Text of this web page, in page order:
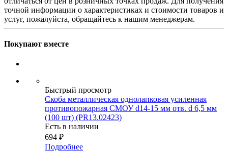
точной информации о характеристиках и стоимости товаров и
услуг, пожалуйста, обращайтесь к нашим менеджерам.
Покупают вместе
Быстрый просмотр
Скоба металлическая однолапковая усиленная
противопожарная СМОУ d14-15 мм отв. d 6,5 мм
(100 шт) (PR13.02423)
Есть в наличии
694 ₽
Подробнее